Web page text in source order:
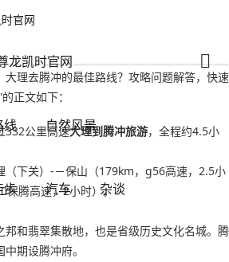
官网
龙凯时官网
线 自然风景
步 汽车 杂谈
官网
冲的最佳路线-www.尊龙凯时888
大理去腾冲的最佳路线？攻略问题解答，快速
正文如下：
332公里高速大理到腾冲旅游，全程约4.5小
（下关）-－保山（179km，g56高速，2.5小
保腾高速，2小时）。
邦和翡翠集散地，也是省级历史文化名城。腾
期设腾冲府。